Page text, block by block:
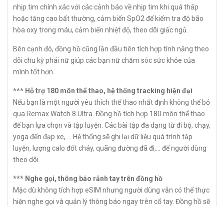
nhịp tim chính xác với các cảnh báo về nhịp tim khi quá thấp
hoặc tăng cao bất thường, cảm biến SpO2 để kiểm tra độ bão
hòa oxy trong máu, cảm biến nhiệt độ, theo dõi giấc ngủ.
Bên cạnh đó, đồng hồ cũng lần đầu tiên tích hợp tính năng theo
dõi chu kỳ phái nữ giúp các bạn nữ chăm sóc sức khỏe của
mình tốt hơn.
*** Hỗ trợ 180 môn thể thao, hệ thống tracking hiện đại
Nếu bạn là một người yêu thích thể thao nhất định không thể bỏ
qua Remax Watch 8 Ultra. Đồng hồ tích hợp 180 môn thể thao
để bạn lựa chọn và tập luyện. Các bài tập đa dạng từ đi bộ, chạy,
yoga đến đạp xe,.... Hệ thống sẽ ghi lại dữ liệu quá trình tập
luyện, lượng calo đốt cháy, quãng đường đã đi,... để người dùng
theo dõi.
*** Nghe gọi, thông báo rảnh tay trên đồng hồ
Mặc dù không tích hợp eSIM nhưng người dùng vẫn có thể thực
hiện nghe gọi và quản lý thông báo ngay trên cổ tay. Đồng hồ sẽ